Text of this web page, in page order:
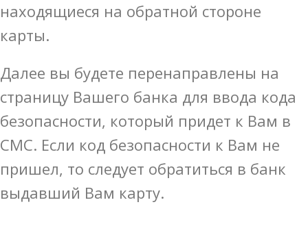
находящиеся на обратной стороне
карты.
Далее вы будете перенаправлены на
страницу Вашего банка для ввода кода
безопасности, который придет к Вам в
СМС. Если код безопасности к Вам не
пришел, то следует обратиться в банк
выдавший Вам карту.